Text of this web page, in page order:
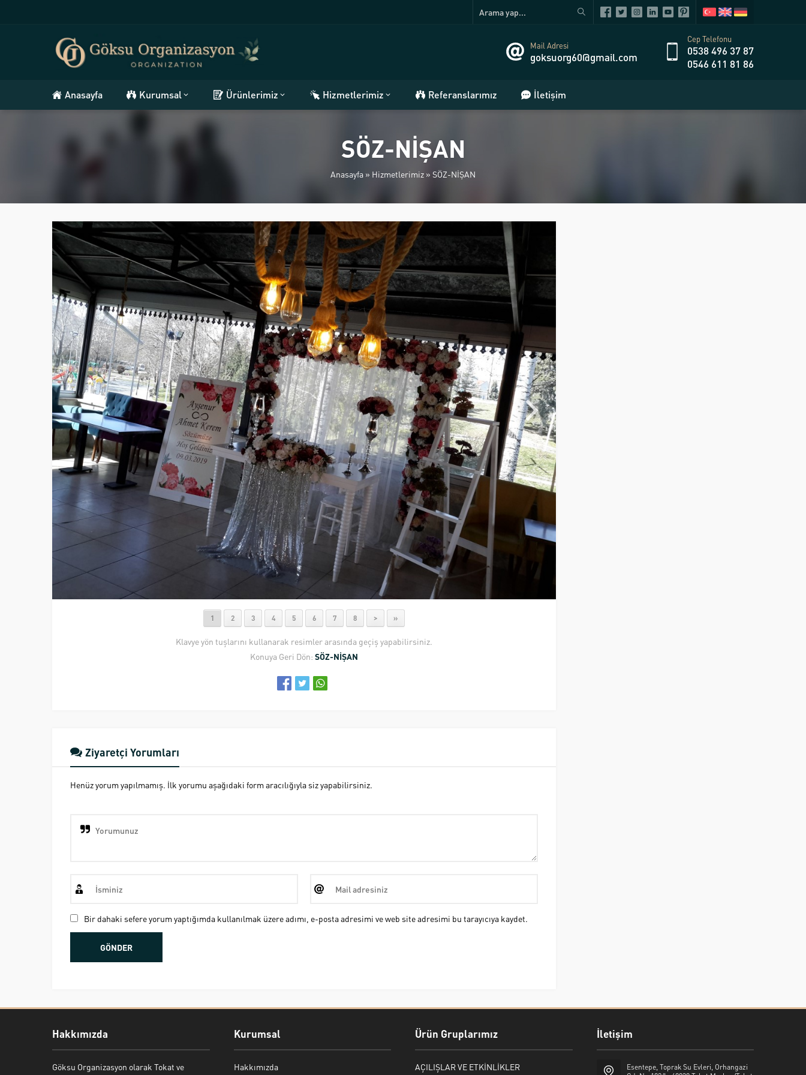
Mail Adresi
goksuorg60@gmail.com
Cep Telefonu
0538 496 37 87
0546 611 81 86
Anasayfa Kurumsal Ürünlerimiz Hizmetlerimiz Referanslarımız İletişim
SÖZ-NİŞAN
Anasayfa » Hizmetlerimiz » SÖZ-NİŞAN
1 2 3 4 5 6 7 8 > »
Klavye yön tuşlarını kullanarak resimler arasında geçiş yapabilirsiniz.
Konuya Geri Dön: SÖZ-NİŞAN
Ziyaretçi Yorumları
Henüz yorum yapılmamış. İlk yorumu aşağıdaki form aracılığıyla siz yapabilirsiniz.
Bir dahaki sefere yorum yaptığımda kullanılmak üzere adımı, e-posta adresimi ve web site adresimi bu tarayıcıya kaydet.
Hakkımızda
Göksu Organizasyon olarak Tokat ve
Kurumsal
Hakkımızda
Ürün Gruplarımız
AÇILIŞLAR VE ETKİNLİKLER
İletişim
Esentepe, Toprak Su Evleri, Orhangazi
Bekir Kiper